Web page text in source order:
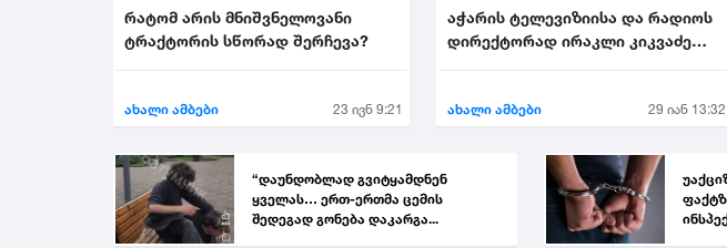
რატომ არის მნიშვნელოვანი
ტრაქტორის სწორად შერჩევა?
ახალი ამბები 23 ივნ 9:21
აჭარის ტელევიზიისა და რადიოს
დირექტორად ირაკლი კიკვაძე
ახალი ამბები 29 იან 13:32
“დაუნდობლად გვიტყამდნენ
ყველას… ერთ-ერთმა ცემის
შედეგად გონება დაკარგა...